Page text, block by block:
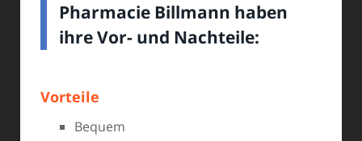
Pharmacie Billmann haben
ihre Vor- und Nachteile:
Vorteile
Bequem